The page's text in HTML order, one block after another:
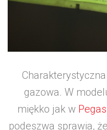
gazowa. W
miękko jak w
podeszwa sprawia,